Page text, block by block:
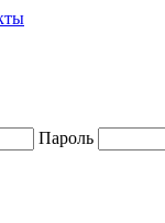
Пароль